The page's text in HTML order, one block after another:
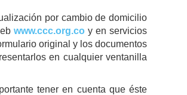
por cambio de domicilio
www.ccc.org.coy en servicios
original y los documentos
en cualquier ventanilla
tener en cuenta que éste